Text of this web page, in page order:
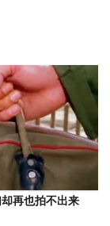
再也拍不出来